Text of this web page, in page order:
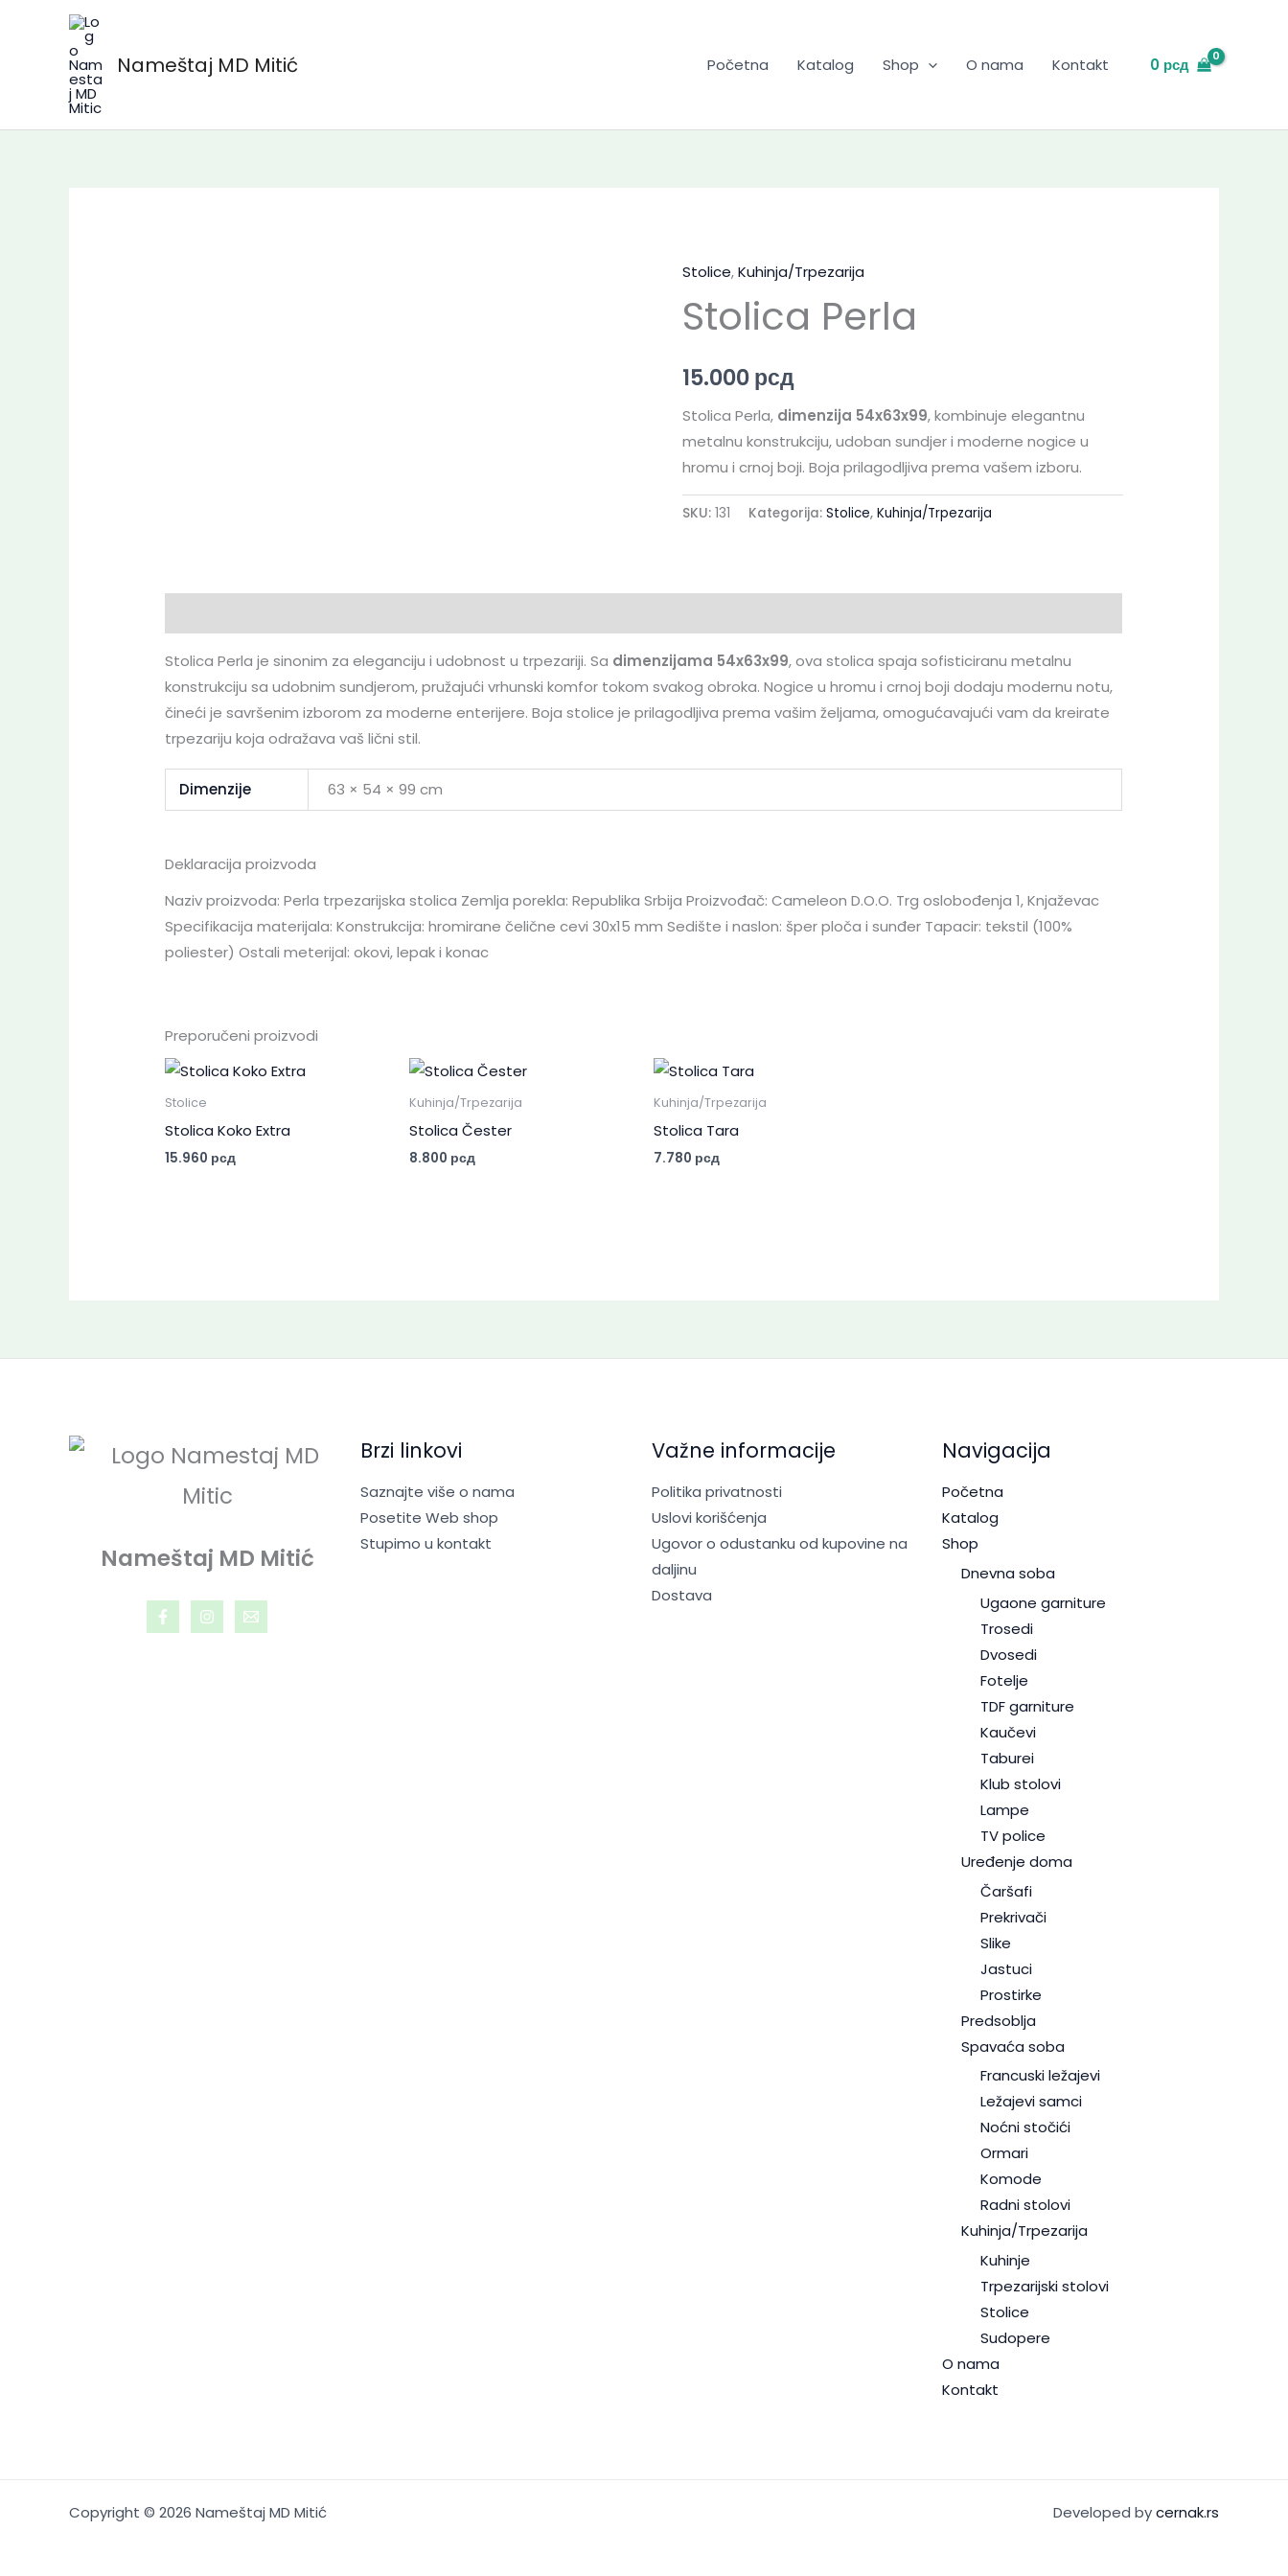
Nameštaj MD Mitić Početna Katalog Shop O nama Kontakt 0 рсд
Stolice,Kuhinja/Trpezarija
Stolica Perla
15.000рсд
Stolica Perla, dimenzija 54x63x99, kombinuje elegantnu
metalnu konstrukciju, udoban sundjer i moderne nogice u
hromu i crnoj boji. Boja prilagodljiva prema vašem izboru.
SKU: 131 Kategorija: Stolice, Kuhinja/Trpezarija
Stolica Perla je sinonim za eleganciju i udobnost u trpezariji. Sa dimenzijama 54x63x99, ova stolica spaja sofisticiranu metalnu
konstrukciju sa udobnim sundjerom, pružajući vrhunski komfor tokom svakog obroka. Nogice u hromu i crnoj boji dodaju modernu notu,
čineći je savršenim izborom za moderne enterijere. Boja stolice je prilagodljiva prema vašim željama, omogućavajući vam da kreirate
trpezariju koja odražava vaš lični stil.
Dimenzije 63 × 54 × 99 cm
Deklaracija proizvoda
Naziv proizvoda: Perla trpezarijska stolica Zemlja porekla: Republika Srbija Proizvođač: Cameleon D.O.O. Trg oslobođenja 1, Knjaževac
Specifikacija materijala: Konstrukcija: hromirane čelične cevi 30x15 mm Sedište i naslon: šper ploča i sunđer Tapacir: tekstil (100%
poliester) Ostali meterijal: okovi, lepak i konac
Preporučeni proizvodi
Stolice
Stolica Koko Extra
15.960 рсд
Kuhinja/Trpezarija
Stolica Čester
8.800 рсд
Kuhinja/Trpezarija
Stolica Tara
7.780 рсд
Nameštaj MD Mitić
Brzi linkovi
Saznajte više o nama
Posetite Web shop
Stupimo u kontakt
Važne informacije
Politika privatnosti
Uslovi korišćenja
Ugovor o odustanku od kupovine na
daljinu
Dostava
Navigacija
Početna
Katalog
Shop
Dnevna soba
Ugaone garniture
Trosedi
Dvosedi
Fotelje
TDF garniture
Kaučevi
Taburei
Klub stolovi
Lampe
TV police
Uređenje doma
Čaršafi
Prekrivači
Slike
Jastuci
Prostirke
Predsoblja
Spavaća soba
Francuski ležajevi
Ležajevi samci
Noćni stočići
Ormari
Komode
Radni stolovi
Kuhinja/Trpezarija
Kuhinje
Trpezarijski stolovi
Stolice
Sudopere
O nama
Kontakt
Copyright © 2026 Nameštaj MD Mitić Developed bycernak.rs